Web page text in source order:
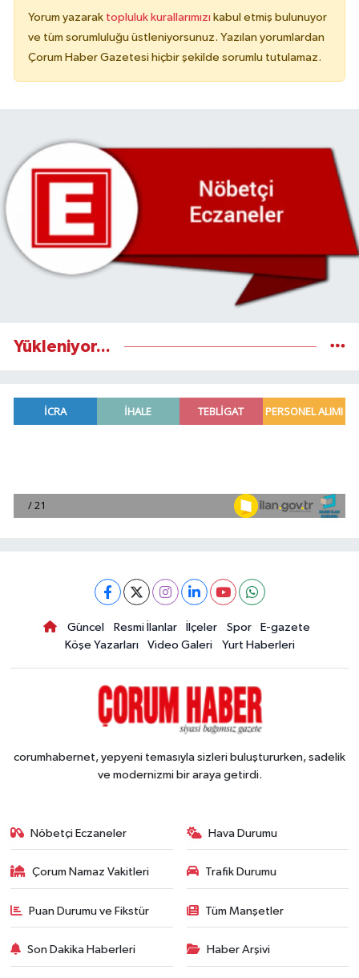
Yorum yazarak topluluk kurallarımızı kabul etmiş bulunuyor
ve tüm sorumluluğu üstleniyorsunuz. Yazılan yorumlardan
Çorum Haber Gazetesi hiçbir şekilde sorumlu tutulamaz.
Yükleniyor...
Güncel Resmi İlanlar İlçeler Spor
E-gazete
Köşe Yazarları
Video Galeri Yurt Haberleri
corumhabernet, yepyeni temasıyla sizleri buluştururken, sadelik
ve modernizmi bir araya getirdi.
Nöbetçi Eczaneler Hava Durumu
Çorum Namaz Vakitleri Trafik Durumu
Puan Durumu ve Fikstür Tüm Manşetler
Son Dakika Haberleri Haber Arşivi